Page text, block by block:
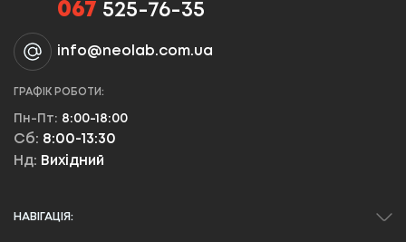
067 525-76-35
info@neolab.com.ua
ГРАФІК РОБОТИ:
Пн-Пт: 8:00-18:00
Сб: 8:00-13:30
Нд: Вихідний
НАВІГАЦІЯ: